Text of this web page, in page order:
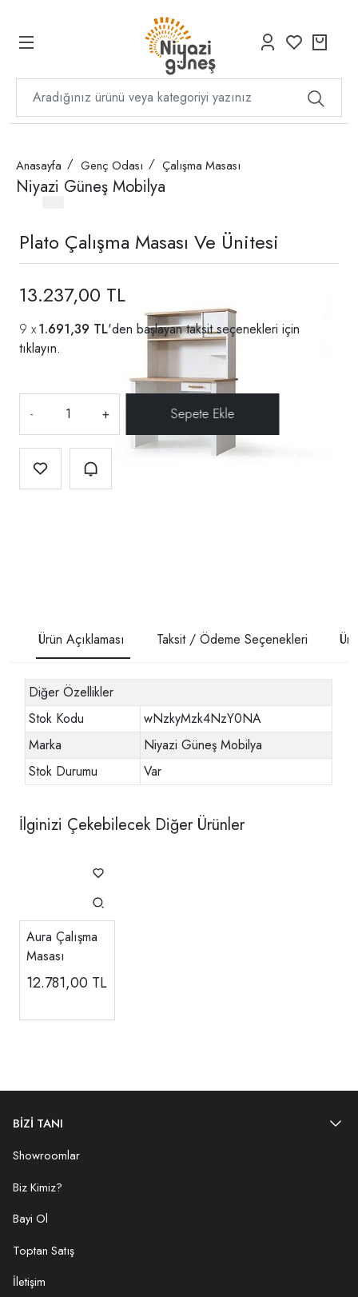
Anasayfa Genç Odası Çalışma Masası
Niyazi Güneş Mobilya
Plato Çalışma Masası Ve Ünitesi
13.237,00 TL
1.691,39 TL'den başlayan taksit seçenekleri için
tıklayın.
- +
Ürün Açıklaması Taksit / Ödeme Seçenekleri
Diğer Özellikler
Stok Kodu
wNzkyMzk4NzY0NA
Marka
Niyazi Güneş Mobilya
Stok Durumu
Var
İlginizi Çekebilecek Diğer Ürünler
Aura Çalışma
Masası
12.781,00 TL
BİZİ TANI
Showroomlar
Biz Kimiz?
Bayi Ol
Toptan Satış
İletişim